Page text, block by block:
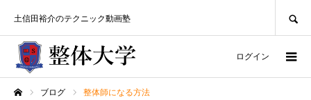
土信田裕介のテクニック動画塾
ログイン
ブログ 整体師になる方法